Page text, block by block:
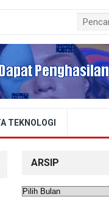
TEKNOLOGI
ARSIP
Arsip